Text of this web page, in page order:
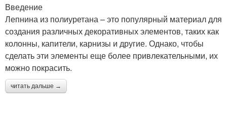
Введение
Лепнина из полиуретана – это популярный материал для
создания различных декоративных элементов, таких как
колонны, капители, карнизы и другие. Однако, чтобы
сделать эти элементы еще более привлекательными, их
можно покрасить.
читать дальше →